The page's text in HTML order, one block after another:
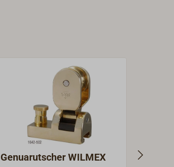
Genuarutscher WILMEX